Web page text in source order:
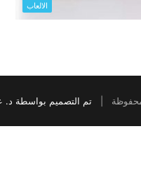
الالعاب
تم التصميم بواسطة د.